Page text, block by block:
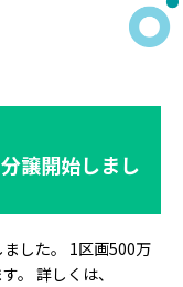
譲開始しまし
した。 1区画500万
。 詳しくは、